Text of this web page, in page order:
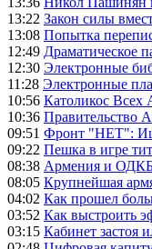
13:22 Закон силы
13:08 Попытка
12:49 Драматическое
12:30 Электронные
11:28 Электронные
10:56 Католикос Всех
10:36 Правительство
09:51 Фронт "НЕТ":
09:22 Пешка в игре
08:38 Армения и ОДКБ
08:05 Крупнейшая
04:02 Как прошел
03:52 Как выстроить
03:15 Кабинет застоя